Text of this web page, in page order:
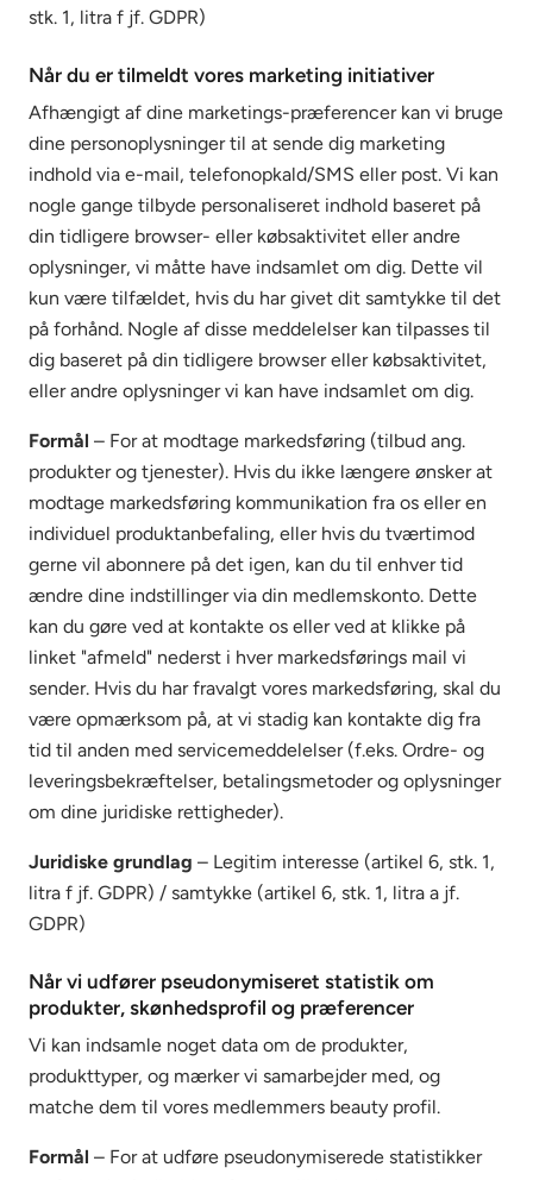
stk. 1, litra f jf. GDPR)
Når du er tilmeldt vores marketing initiativer
Afhængigt af dine marketings-præferencer kan vi bruge
dine personoplysninger til at sende dig marketing
indhold via e-mail, telefonopkald/SMS eller post. Vi kan
nogle gange tilbyde personaliseret indhold baseret på
din tidligere browser- eller købsaktivitet eller andre
oplysninger, vi måtte have indsamlet om dig. Dette vil
kun være tilfældet, hvis du har givet dit samtykke til det
på forhånd. Nogle af disse meddelelser kan tilpasses til
dig baseret på din tidligere browser eller købsaktivitet,
eller andre oplysninger vi kan have indsamlet om dig.
Formål – For at modtage markedsføring (tilbud ang.
produkter og tjenester). Hvis du ikke længere ønsker at
modtage markedsføring kommunikation fra os eller en
individuel produktanbefaling, eller hvis du tværtimod
gerne vil abonnere på det igen, kan du til enhver tid
ændre dine indstillinger via din medlemskonto. Dette
kan du gøre ved at kontakte os eller ved at klikke på
linket "afmeld" nederst i hver markedsførings mail vi
sender. Hvis du har fravalgt vores markedsføring, skal du
være opmærksom på, at vi stadig kan kontakte dig fra
tid til anden med servicemeddelelser (f.eks. Ordre- og
leveringsbekræftelser, betalingsmetoder og oplysninger
om dine juridiske rettigheder).
Juridiske grundlag – Legitim interesse (artikel 6, stk. 1,
litra f jf. GDPR) / samtykke (artikel 6, stk. 1, litra a jf.
GDPR)
Når vi udfører pseudonymiseret statistik om
produkter, skønhedsprofil og præferencer
Vi kan indsamle noget data om de produkter,
produkttyper, og mærker vi samarbejder med, og
matche dem til vores medlemmers beauty profil.
Formål – For at udføre pseudonymiserede statistikker